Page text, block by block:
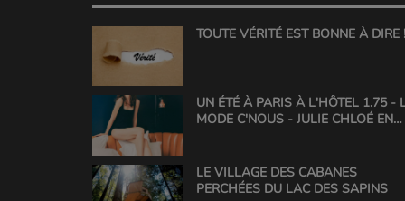
TOUTE VÉRITÉ EST BONNE À DIRE
UN ÉTÉ À PARIS À L'HÔTEL 1.75 -
MODE C'NOUS - JULIE CHLOÉ EN
LE VILLAGE DES CABANES
PERCHÉES DU LAC DES SAPINS